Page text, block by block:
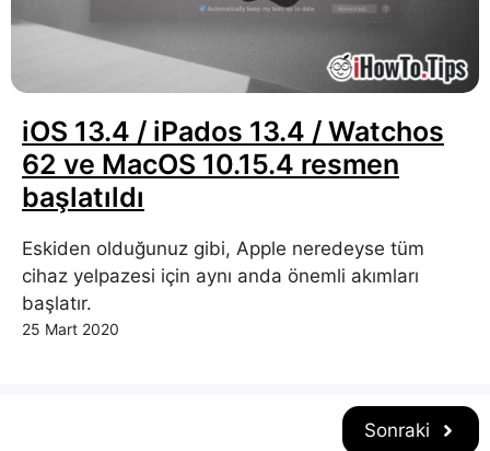
iOS 13.4 / iPados 13.4 / Watchos
62 ve MacOS 10.15.4 resmen
başlatıldı
Eskiden olduğunuz gibi, Apple neredeyse tüm
cihaz yelpazesi için aynı anda önemli akımları
başlatır.
25 Mart 2020
Sonraki